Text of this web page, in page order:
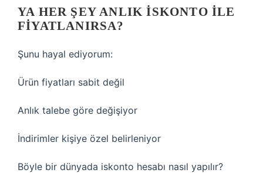
YA HER ŞEY ANLIK ISKONTO ILE
FIYATLANIRSA?
Şunu hayal ediyorum:
Ürün fiyatları sabit değil
Anlık talebe göre değişiyor
İndirimler kişiye özel belirleniyor
Böyle bir dünyada iskonto hesabı nasıl yapılır?